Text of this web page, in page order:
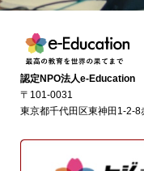
認定NPO法人e-Education
〒101-0031
東京都千代田区東神田1-2-8